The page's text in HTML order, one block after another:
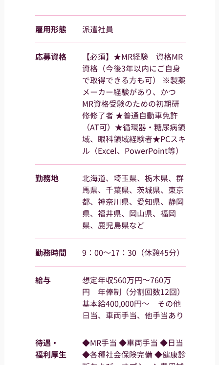
雇用形態 派遣社員
応募資格
【必須】★MR経験 資格MR
資格（今後3年以内にご自身
で取得できる方も可） ※製薬
メーカー経験があり、かつ
MR資格受験のための初期研
修修了者 ★普通自動車免許
（AT可）★循環器・糖尿病領
域、眼科領域経験者★PCスキ
ル（Excel、PowerPoint等）
勤務地
北海道、埼玉県、栃木県、群
馬県、千葉県、茨城県、東京
都、神奈川県、愛知県、静岡
県、福井県、岡山県、福岡
県、鹿児島県など
勤務時間 9：00～17：30（休憩45分）
給与
想定年収560万円～760万
円 年俸制（分割回数12回）
基本給400,000円～ その他
日当、車両手当、他手当あり
待遇・
福利厚生
◆MR手当 ◆車両手当 ◆日当
◆各種社会保険完備 ◆健康診